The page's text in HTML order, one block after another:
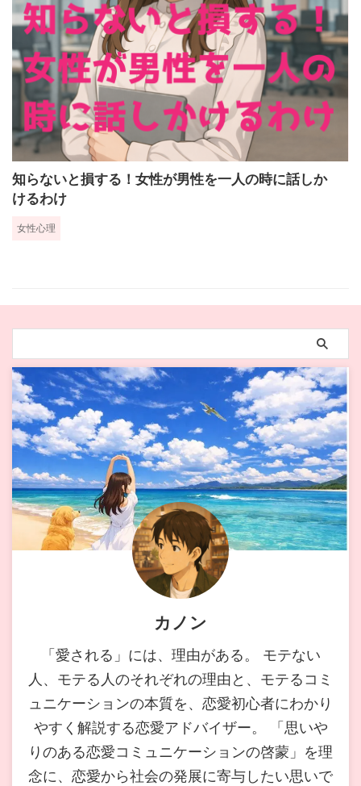
知らないと損する！女性が男性を一人の時に話しか
けるわけ
女性心理
カノン
「愛される」には、理由がある。 モテない
人、モテる人のそれぞれの理由と、モテるコミ
ュニケーションの本質を、恋愛初心者にわかり
やすく解説する恋愛アドバイザー。 「思いや
りのある恋愛コミュニケーションの啓蒙」を理
念に、恋愛から社会の発展に寄与したい思いで